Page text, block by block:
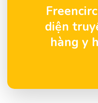
diện
hàng y